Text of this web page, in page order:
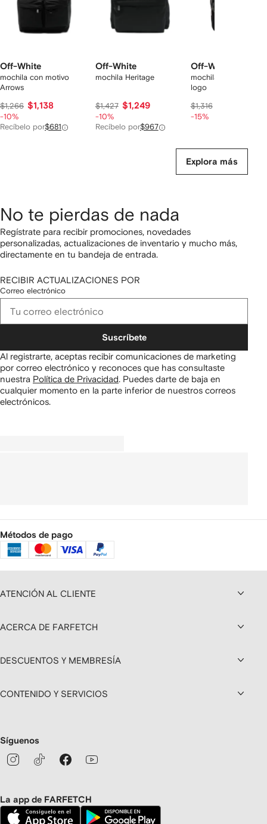
Off-White
mochila con motivo
Arrows
$1,266 $1,138
-10%
Recíbelo por$681
Off-White
mochila Heritage
$1,427 $1,249
-10%
Recíbelo por$967
Off-White
mochila con hebilla
logo
$1,316
-15%
Explora más
No te pierdas de nada
Regístrate para recibir promociones, novedades
personalizadas, actualizaciones de inventario y mucho más,
directamente en tu bandeja de entrada.
RECIBIR ACTUALIZACIONES POR
Correo electrónico
Suscríbete
Al registrarte, aceptas recibir comunicaciones de marketing
por correo electrónico y reconoces que has consultaste
nuestra Política de Privacidad. Puedes darte de baja en
cualquier momento en la parte inferior de nuestros correos
electrónicos.
Métodos de pago
ATENCIÓN AL CLIENTE
ACERCA DE FARFETCH
DESCUENTOS Y MEMBRESÍA
CONTENIDO Y SERVICIOS
Síguenos
La app de FARFETCH